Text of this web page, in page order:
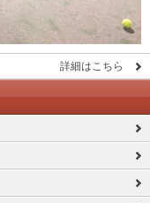
詳細はこちら